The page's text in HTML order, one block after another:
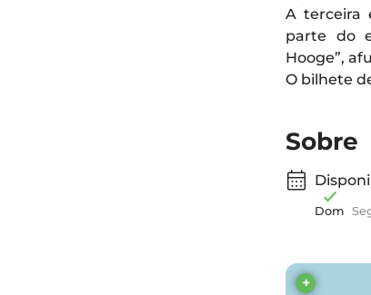
A terceira
parte do
Hooge”,
O bilhete
Sobre
Dom
+